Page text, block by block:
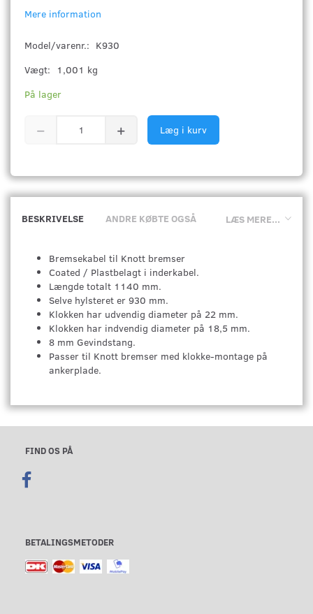
Mere information
Model/varenr.: K930
Vægt:
1,001 kg
På lager
Læg i kurv
LÆS MERE...
BESKRIVELSE ANDRE KØBTE OGSÅ
Bremsekabel til Knott bremser
Coated / Plastbelagt i inderkabel.
Længde totalt 1140 mm.
Selve hylsteret er 930 mm.
Klokken har udvendig diameter på 22 mm.
Klokken har indvendig diameter på 18,5 mm.
8 mm Gevindstang.
Passer til Knott bremser med klokke-montage på
ankerplade.
FIND OS PÅ
BETALINGSMETODER